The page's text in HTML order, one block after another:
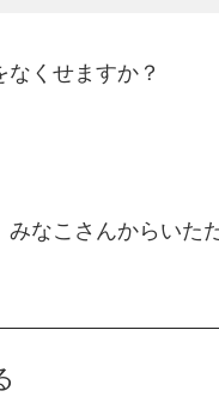
くせますか？
なこさんからいた